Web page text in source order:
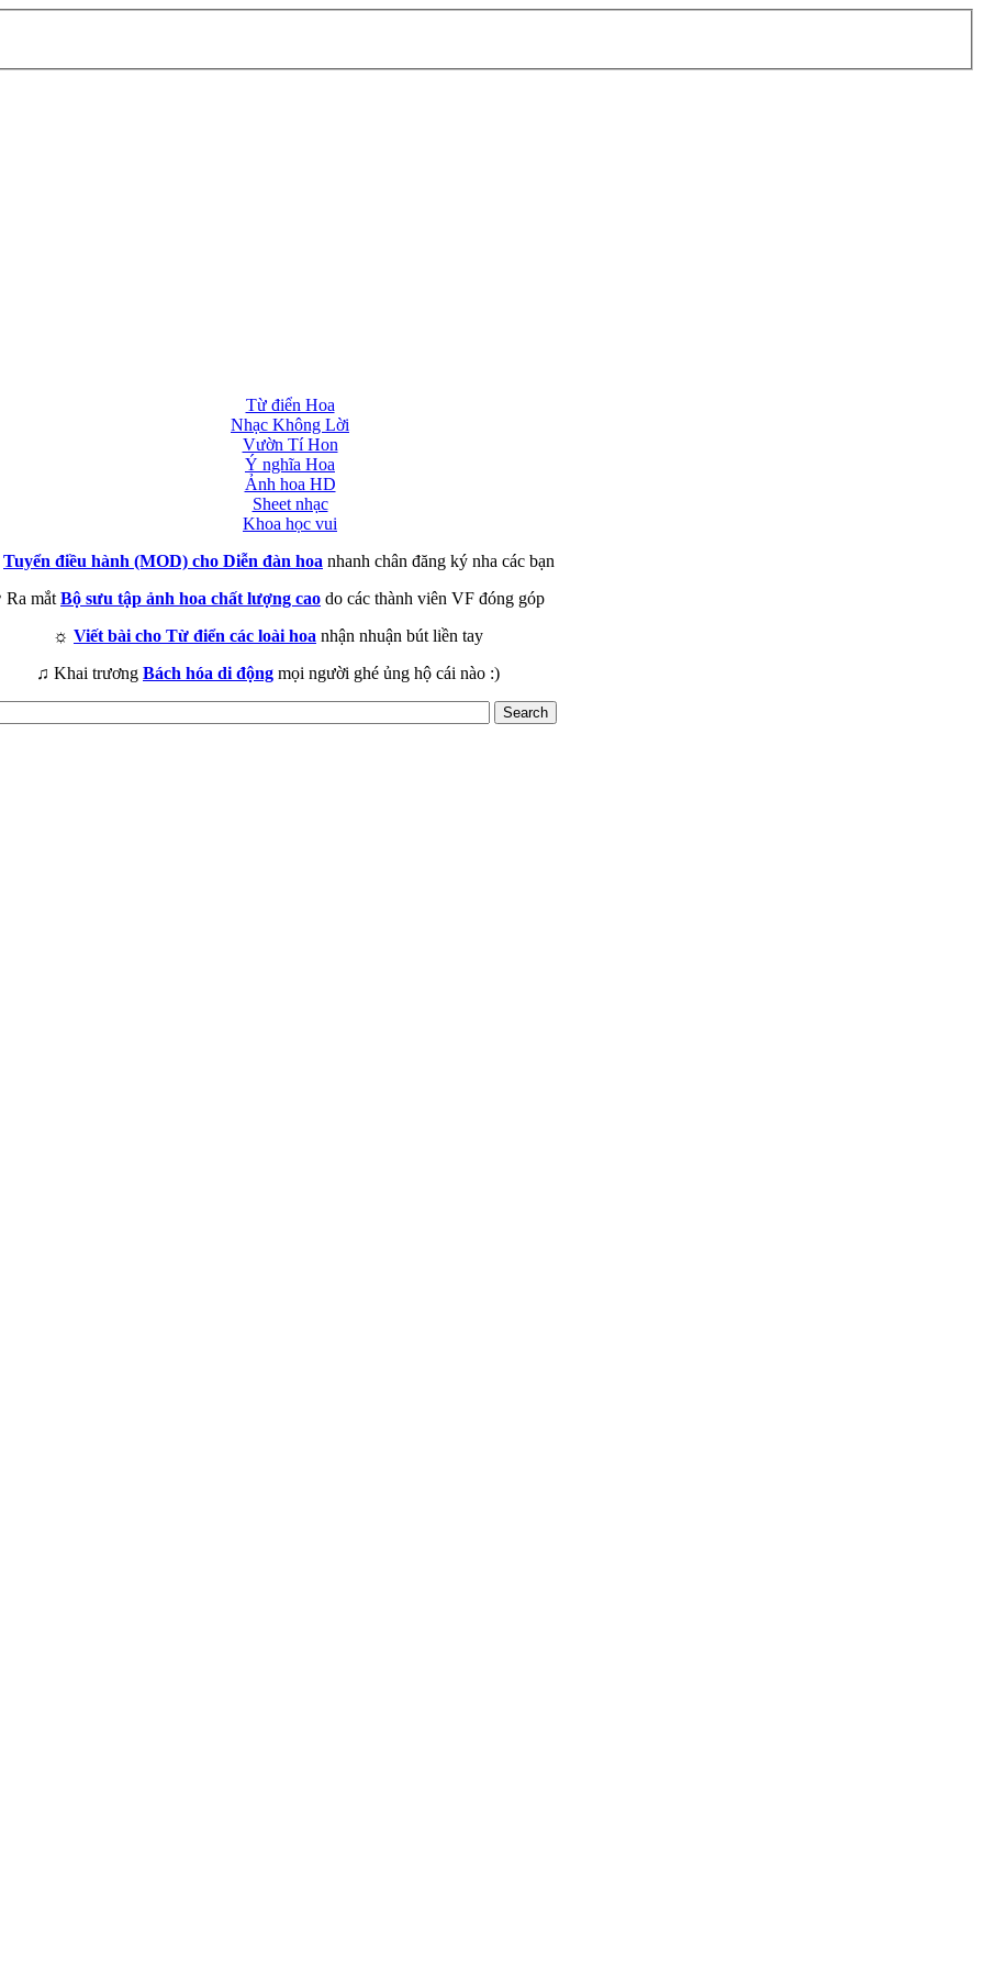
Từ điển Hoa
Nhạc Không Lời
Vườn Tí Hon
Ý nghĩa Hoa
Ảnh hoa HD
Sheet nhạc
Khoa học vui
Tuyển điều hành (MOD) cho Diễn đàn hoa nhanh chân đăng ký nha các bạn
Ra mắt Bộ sưu tập ảnh hoa chất lượng cao do các thành viên VF đóng góp
☼ Viết bài cho Từ điển các loài hoa nhận nhuận bút liền tay
♫ Khai trương Bách hóa di động mọi người ghé ủng hộ cái nào :)